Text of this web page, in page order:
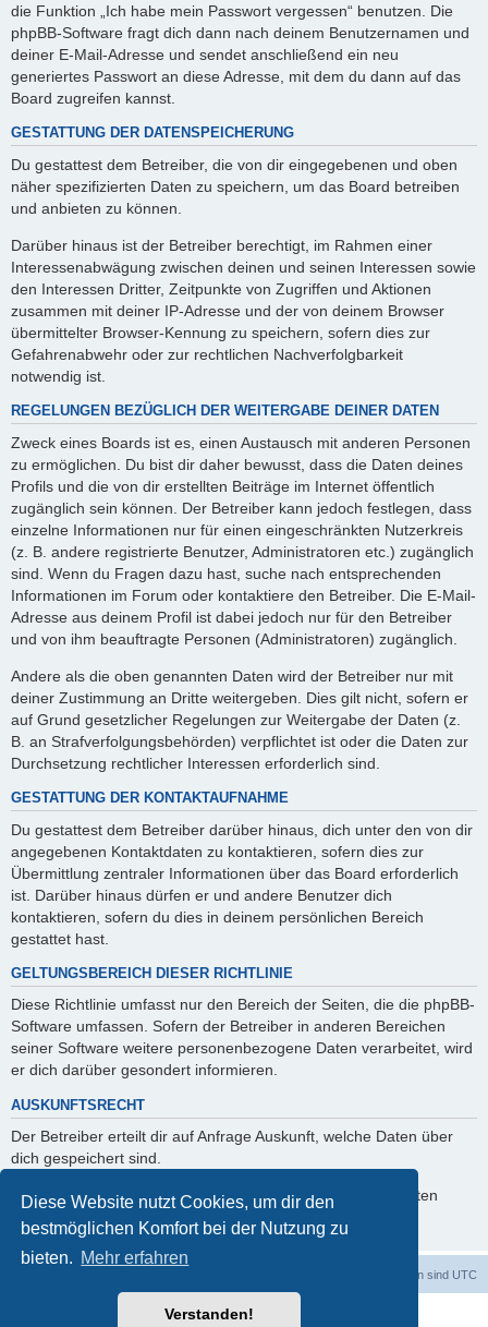
Diese Website nutzt Cookies, um dir den
bestmöglichen Komfort bei der Nutzung zu
bieten. Mehr erfahren
Verstanden!
die Funktion „Ich habe mein Passwort vergessen“ benutzen. Die
phpBB-Software fragt dich dann nach deinem Benutzernamen und
deiner E-Mail-Adresse und sendet anschließend ein neu
generiertes Passwort an diese Adresse, mit dem du dann auf das
Board zugreifen kannst.
GESTATTUNG DER DATENSPEICHERUNG
Du gestattest dem Betreiber, die von dir eingegebenen und oben
näher spezifizierten Daten zu speichern, um das Board betreiben
und anbieten zu können.
Darüber hinaus ist der Betreiber berechtigt, im Rahmen einer
Interessenabwägung zwischen deinen und seinen Interessen sowie
den Interessen Dritter, Zeitpunkte von Zugriffen und Aktionen
zusammen mit deiner IP-Adresse und der von deinem Browser
übermittelter Browser-Kennung zu speichern, sofern dies zur
Gefahrenabwehr oder zur rechtlichen Nachverfolgbarkeit
notwendig ist.
REGELUNGEN BEZÜGLICH DER WEITERGABE DEINER DATEN
Zweck eines Boards ist es, einen Austausch mit anderen Personen
zu ermöglichen. Du bist dir daher bewusst, dass die Daten deines
Profils und die von dir erstellten Beiträge im Internet öffentlich
zugänglich sein können. Der Betreiber kann jedoch festlegen, dass
einzelne Informationen nur für einen eingeschränkten Nutzerkreis
(z. B. andere registrierte Benutzer, Administratoren etc.) zugänglich
sind. Wenn du Fragen dazu hast, suche nach entsprechenden
Informationen im Forum oder kontaktiere den Betreiber. Die E-Mail-
Adresse aus deinem Profil ist dabei jedoch nur für den Betreiber
und von ihm beauftragte Personen (Administratoren) zugänglich.
Andere als die oben genannten Daten wird der Betreiber nur mit
deiner Zustimmung an Dritte weitergeben. Dies gilt nicht, sofern er
auf Grund gesetzlicher Regelungen zur Weitergabe der Daten (z.
B. an Strafverfolgungsbehörden) verpflichtet ist oder die Daten zur
Durchsetzung rechtlicher Interessen erforderlich sind.
GESTATTUNG DER KONTAKTAUFNAHME
Du gestattest dem Betreiber darüber hinaus, dich unter den von dir
angegebenen Kontaktdaten zu kontaktieren, sofern dies zur
Übermittlung zentraler Informationen über das Board erforderlich
ist. Darüber hinaus dürfen er und andere Benutzer dich
kontaktieren, sofern du dies in deinem persönlichen Bereich
gestattet hast.
GELTUNGSBEREICH DIESER RICHTLINIE
Diese Richtlinie umfasst nur den Bereich der Seiten, die die phpBB-
Software umfassen. Sofern der Betreiber in anderen Bereichen
seiner Software weitere personenbezogene Daten verarbeitet, wird
er dich darüber gesondert informieren.
AUSKUNFTSRECHT
Der Betreiber erteilt dir auf Anfrage Auskunft, welche Daten über
dich gespeichert sind.
Du kannst jederzeit die Löschung bzw. Sperrung deiner Daten
verlangen. Kontaktiere hierzu bitte den Betreiber.
Alle Zeiten sind UTC
Powered byphpBB® Forum Software © phpBB Limited